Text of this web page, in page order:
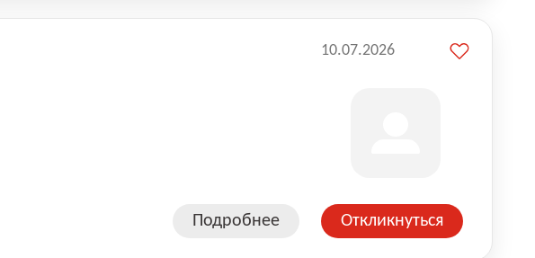
Подробнее
10.07.2026
Откликнуться